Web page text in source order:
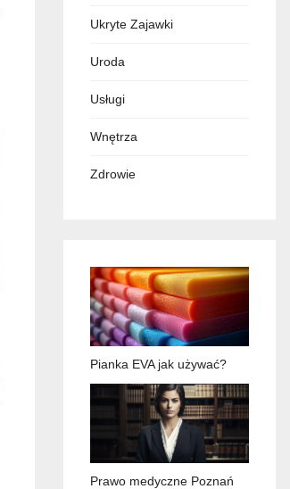
Ukryte Zajawki
Uroda
Usługi
Wnętrza
Zdrowie
Pianka EVA jak używać?
Prawo medyczne Poznań